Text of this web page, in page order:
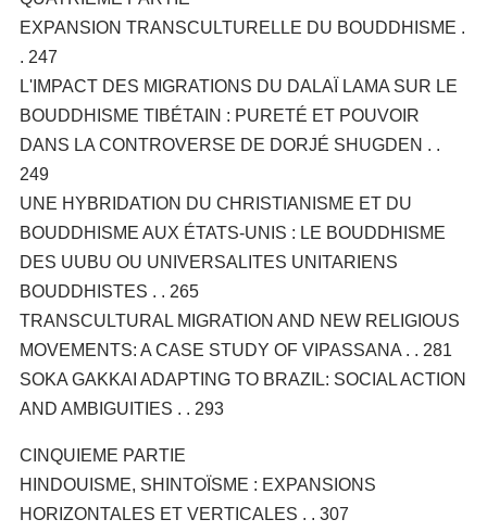
EXPANSION TRANSCULTURELLE DU BOUDDHISME .
. 247
L'IMPACT DES MIGRATIONS DU DALAÏ LAMA SUR LE
BOUDDHISME TIBÉTAIN : PURETÉ ET POUVOIR
DANS LA CONTROVERSE DE DORJÉ SHUGDEN . .
249
UNE HYBRIDATION DU CHRISTIANISME ET DU
BOUDDHISME AUX ÉTATS-UNIS : LE BOUDDHISME
DES UUBU OU UNIVERSALITES UNITARIENS
BOUDDHISTES . . 265
TRANSCULTURAL MIGRATION AND NEW RELIGIOUS
MOVEMENTS: A CASE STUDY OF VIPASSANA . . 281
SOKA GAKKAI ADAPTING TO BRAZIL: SOCIAL ACTION
AND AMBIGUITIES . . 293
CINQUIEME PARTIE
HINDOUISME, SHINTOÏSME : EXPANSIONS
HORIZONTALES ET VERTICALES . . 307